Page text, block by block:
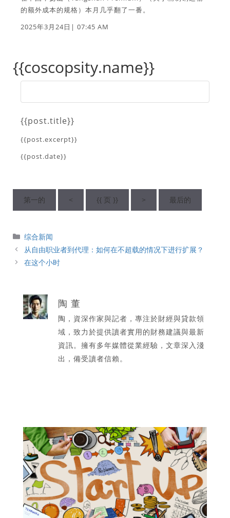
的额外成本的规格）本月几乎翻了一番。
2025年3月24日| 07:45 AM
{{coscopsity.name}}
{{post.title}}
{{post.excerpt}}
{{post.date}}
第一的 < {{ 页 }} > 最后的
分
類
综合新闻
从自由职业者到代理：如何在不超载的情况下进行扩展？
在这个小时
陶 董
陶，資深作家與記者，專注於財經與貸款領
域，致力於提供讀者實用的財務建議與最新
資訊。擁有多年媒體從業經驗，文章深入淺
出，備受讀者信賴。